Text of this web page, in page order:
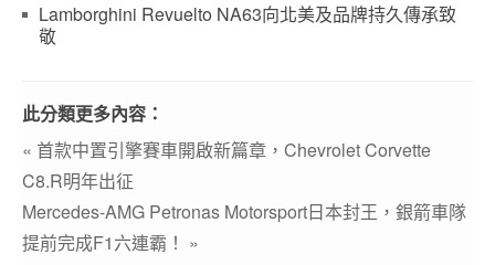
Lamborghini Revuelto NA63向北美及品牌持久傳承致
敬
此分類更多內容：
« 首款中置引擎賽車開啟新篇章，Chevrolet Corvette
C8.R明年出征
Mercedes-AMG Petronas Motorsport日本封王，銀箭車隊
提前完成F1六連霸！ »